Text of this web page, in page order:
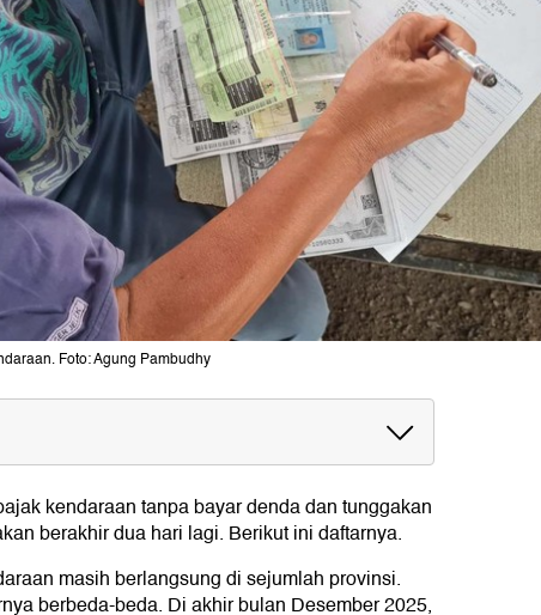
Foto: Agung Pambudhy
Gelar Pemutihan Pajak Tanpa Denda dan
kendaraan tanpa bayar denda dan tunggakan
berakhir dua hari lagi. Berikut ini daftarnya.
masih berlangsung di sejumlah provinsi.
berbeda-beda. Di akhir bulan Desember 2025,